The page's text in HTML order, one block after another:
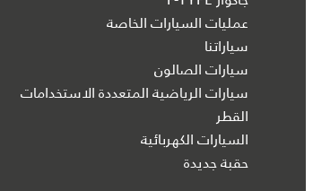
عمليات السيارات الخاصة
سياراتنا
سيارات الصالون
سيارات الرياضية المتعددة الاستخدامات
القطر
السيارات الكهربائية
حقبة جديدة